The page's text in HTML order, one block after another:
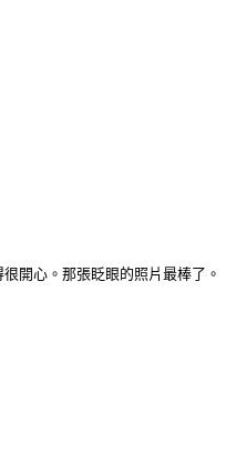
開心。那張眨眼的照片最棒了。